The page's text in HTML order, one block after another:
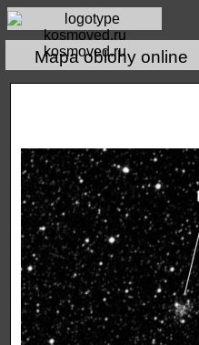
kosmoved.ru
Mapa oblohy online